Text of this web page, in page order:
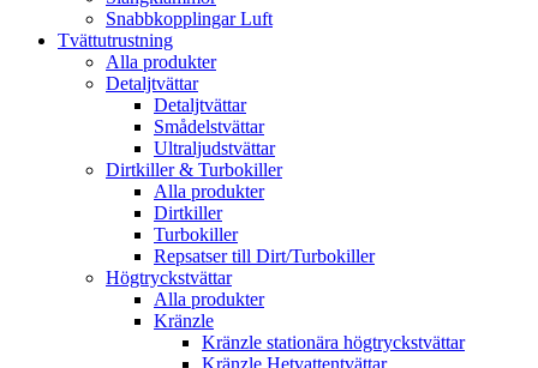
Snabbkopplingar Luft
Tvättutrustning
Alla produkter
Detaljtvättar
Detaljtvättar
Smådelstvättar
Ultraljudstvättar
Dirtkiller & Turbokiller
Alla produkter
Dirtkiller
Turbokiller
Repsatser till Dirt/Turbokiller
Högtryckstvättar
Alla produkter
Kränzle
Kränzle stationära högtryckstvättar
Kränzle Hetvattentvättar